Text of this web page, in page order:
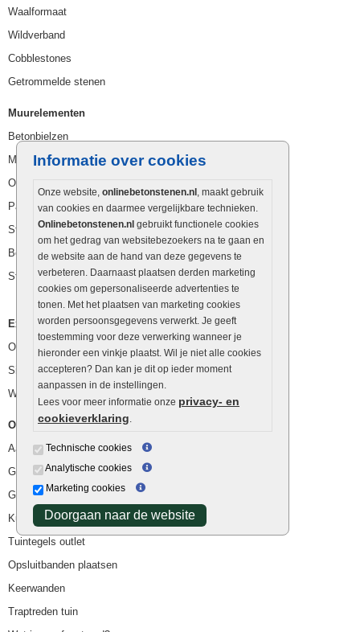
Informatie over cookies
Onze website, onlinebetonstenen.nl , maakt gebruik
van cookies en daarmee vergelijkbare technieken.
Onlinebetonstenen.nl gebruikt functionele cookies
om het gedrag van websitebezoekers na te gaan en
de website aan de hand van deze gegevens te
verbeteren. Daarnaast plaatsen derden marketing
cookies om gepersonaliseerde advertenties te
tonen. Met het plaatsen van marketing cookies
worden persoonsgegevens verwerkt. Je geeft
toestemming voor deze verwerking wanneer je
hieronder een vinkje plaatst. Wil je niet alle cookies
accepteren? Dan kan je dit op ieder moment
aanpassen in de instellingen.
Lees voor meer informatie onze privacy- en
cookieverklaring
Technische cookies
Analytische cookies
Marketing cookies
Doorgaan naar de website
Waalformaat
Wildverband
Cobblestones
Getrommelde stenen
Muurelementen
Betonbielzen
Muurstenen
Opsluitbanden
Palissaden
Stapelblokken
Betonblokken
Stapelstenen
Extra benodigdheden
Ophoogzand
Siergrind en siersplit
Waterafvoer
Overig
Aanbiedingen
Goedkope bestrating
Goedkope tuintegels
Kunstgras
Tuintegels outlet
Opsluitbanden plaatsen
Keerwanden
Traptreden tuin